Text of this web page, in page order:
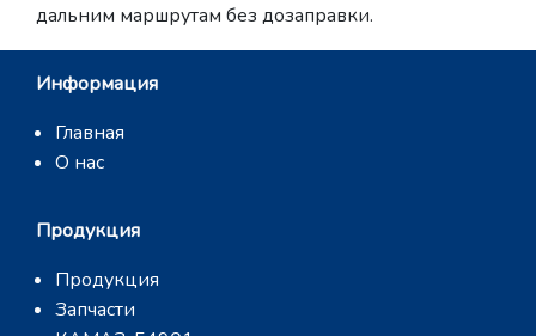
дальним маршрутам без дозаправки.
Информация
Главная
О нас
Продукция
Продукция
Запчасти